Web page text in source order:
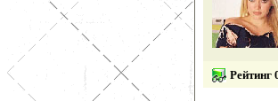
Рейтинг